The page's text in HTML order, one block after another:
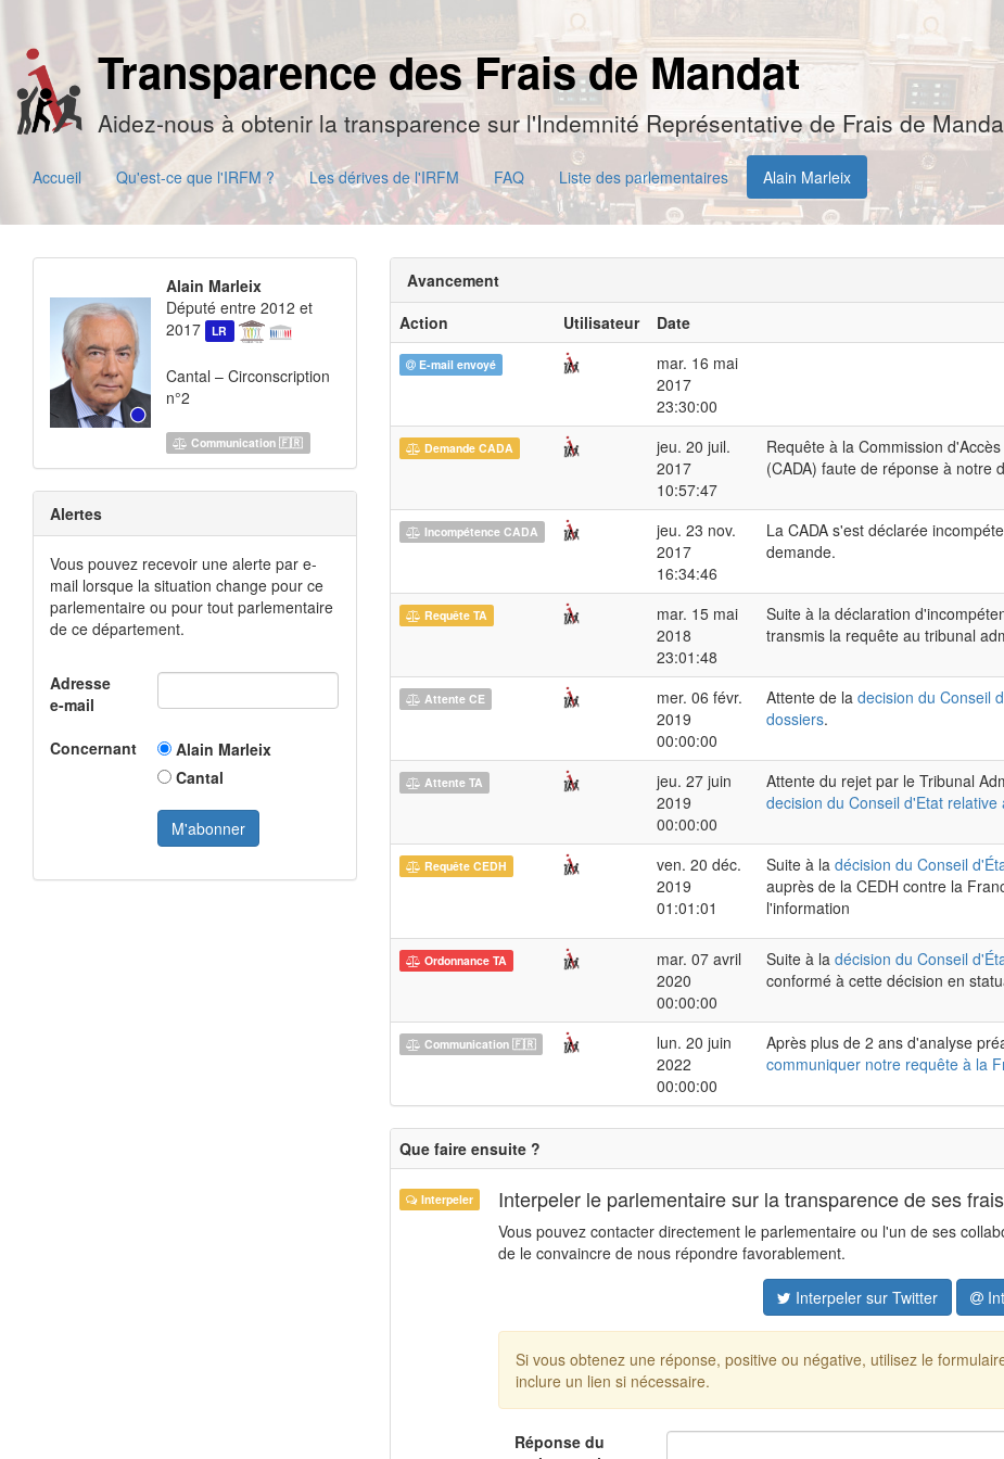
Transparence des Frais de Mandat
Aidez-nous à obtenir la transparence sur l'Indemnité Représentative de Frais de
Accueil Qu'est-ce que l'IRFM ? Les dérives de l'IRFM FAQ Liste des parlementaires Alain Marleix
Alain Marleix
Député entre 2012 et
2017
LR
Cantal – Circonscription
n°2
Communication 🇫🇷
Alertes
Vous pouvez recevoir une alerte par e-
mail lorsque la situation change pour ce
parlementaire ou pour tout parlementaire
de ce département.
Adresse
e-mail
Concernant
Alain Marleix
Cantal
Avancement
Action
Utilisateur Date
E-mail envoyé
mar. 16 mai
2017
23:30:00
Demande CADA
jeu. 20 juil.
2017
10:57:47
Requête à la Commission
(CADA) faute de réponse à notre
Incompétence CADA
jeu. 23 nov.
2017
16:34:46
La CADA s'est déclarée
demande.
Requête TA
mar. 15 mai
2018
23:01:48
Suite à la déclaration
transmis la requête au tribunal
Attente CE
mer. 06 févr.
2019
00:00:00
Attente de la decision du Conseil
dossiers.
Attente TA
jeu. 27 juin
2019
00:00:00
Attente du rejet par le Tribunal
decision du Conseil d'Etat
Requête CEDH
ven. 20 déc.
2019
01:01:01
Suite à la décision du Conseil
auprès de la CEDH contre la
l'information
Ordonnance TA
mar. 07 avril
2020
00:00:00
Suite à la décision du Conseil
conformé à cette décision en
Communication 🇫🇷
lun. 20 juin
2022
00:00:00
Après plus de 2 ans d'analyse
communiquer notre requête à la
Que faire ensuite ?
Interpeler Interpeler le parlementaire sur la transparence de ses
Vous pouvez contacter directement le parlementaire ou l'un de ses
de le convaincre de nous répondre favorablement.
Interpeler sur Twitter
Si vous obtenez une réponse, positive ou négative, utilisez le
inclure un lien si nécessaire.
Réponse du